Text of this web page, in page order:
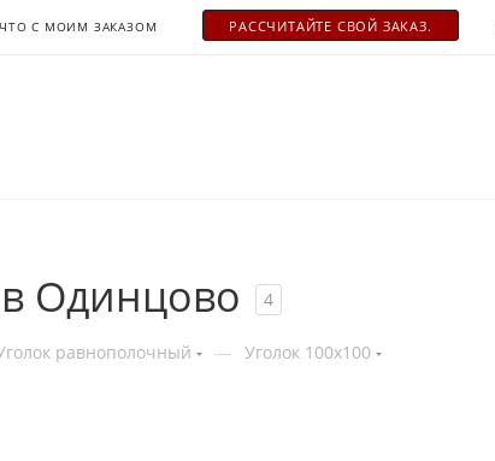
ЧТО С МОИМ ЗАКАЗОМ РАСCЧИТАЙТЕ СВОЙ ЗАКАЗ.
в Одинцово 4
равнополочный — Уголок 100х100